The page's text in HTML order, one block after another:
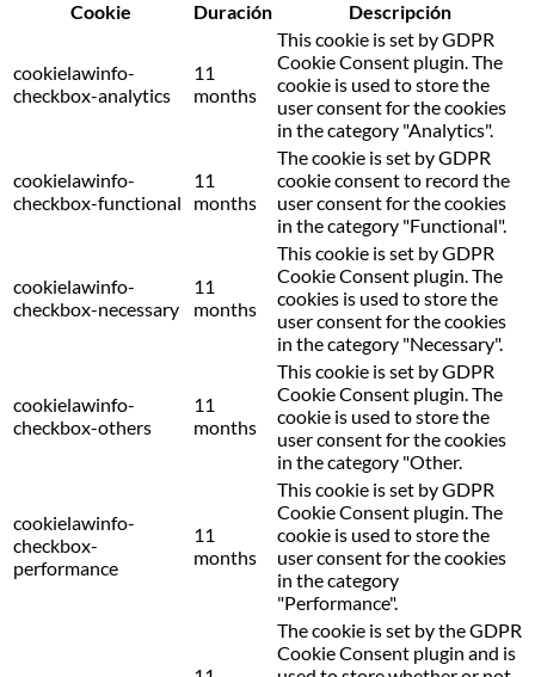
Cookie
Duración Descripción
cookielawinfo-
checkbox-analytics
11
months
This cookie is set by GDPR
Cookie Consent plugin. The
cookie is used to store the
user consent for the cookies
in the category "Analytics".
cookielawinfo-
checkbox-functional
11
months
The cookie is set by GDPR
cookie consent to record the
user consent for the cookies
in the category "Functional".
cookielawinfo-
checkbox-necessary
11
months
This cookie is set by GDPR
Cookie Consent plugin. The
cookies is used to store the
user consent for the cookies
in the category "Necessary".
cookielawinfo-
checkbox-others
11
months
This cookie is set by GDPR
Cookie Consent plugin. The
cookie is used to store the
user consent for the cookies
in the category "Other.
cookielawinfo-
checkbox-
performance
11
months
This cookie is set by GDPR
Cookie Consent plugin. The
cookie is used to store the
user consent for the cookies
in the category
"Performance".
The cookie is set by the GDPR
Cookie Consent plugin and is